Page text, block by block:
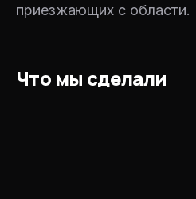
приезжающих с области.
Что мы сделали